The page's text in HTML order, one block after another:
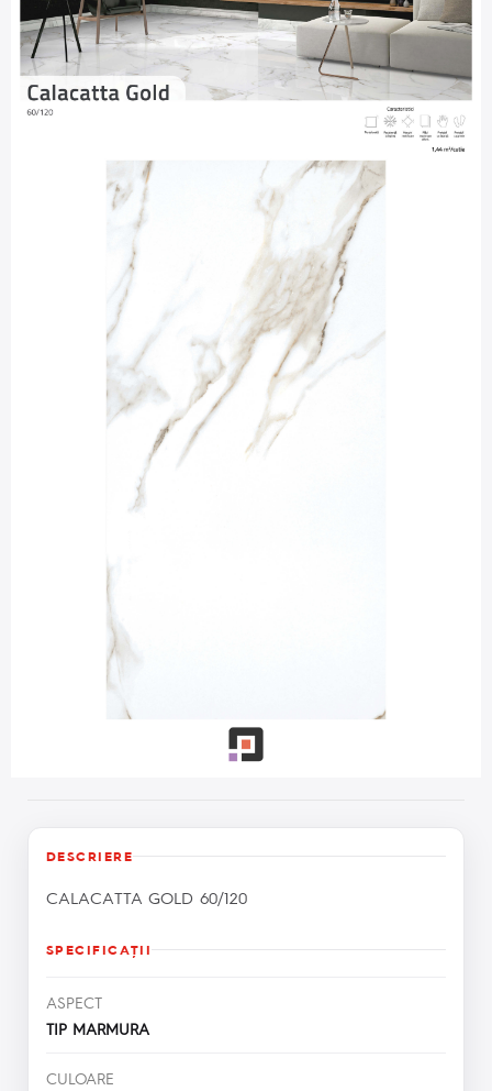
DESCRIERE
CALACATTA GOLD 60/120
SPECIFICAŢII
ASPECT
TIP MARMURA
CULOARE